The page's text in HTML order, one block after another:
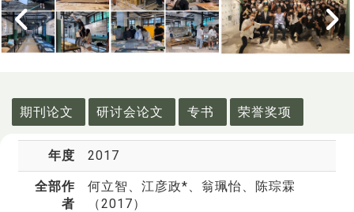
期刊论文
研讨会论文 专书 荣誉奖项
年度 2017
全部作
者
何立智 、江彦政*、翁珮怡、陈琮霖
（2017）